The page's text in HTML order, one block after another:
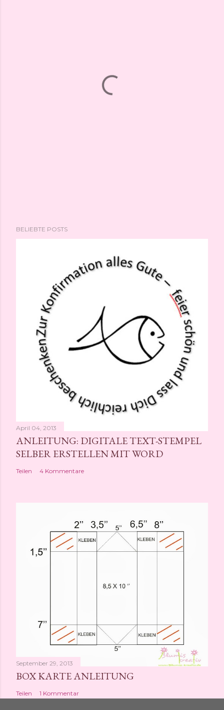
BELIEBTE POSTS
April 04, 2013
ANLEITUNG: DIGITALE TEXT-STEMPEL
SELBER ERSTELLEN MIT WORD
Teilen 4 Kommentare
September 29, 2013
BOX KARTE ANLEITUNG
Teilen 1 Kommentar